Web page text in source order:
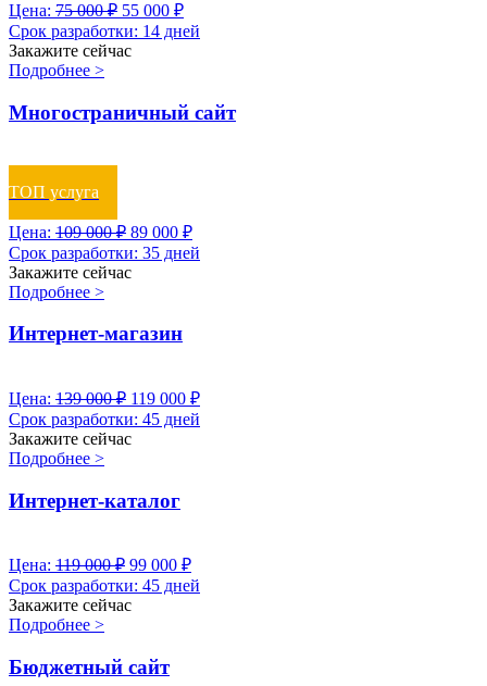
Цена: 75 000₽ 55 000 ₽
Срок разработки: 14 дней
Закажите сейчас
Подробнее >
Многостраничный сайт
ТОП услуга
Цена: 109 000₽ 89 000 ₽
Срок разработки: 35 дней
Закажите сейчас
Подробнее >
Интернет-магазин
Цена: 139 000₽ 119 000 ₽
Срок разработки: 45 дней
Закажите сейчас
Подробнее >
Интернет-каталог
Цена: 119 000₽ 99 000 ₽
Срок разработки: 45 дней
Закажите сейчас
Подробнее >
Бюджетный сайт